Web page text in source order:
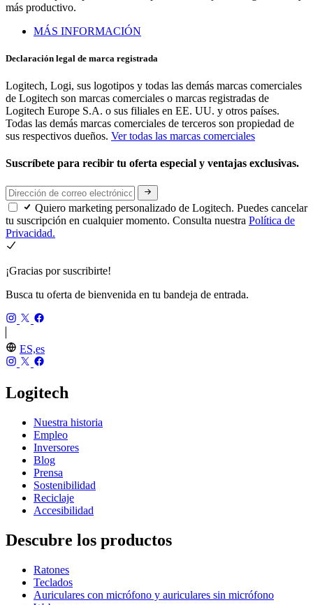
más productivo.
MÁS INFORMACIÓN
Declaración legal de marca registrada
Logitech, Logi, sus logotipos y todas las demás marcas comerciales
de Logitech son marcas comerciales o marcas registradas de
Logitech Europe S.A. o sus filiales en EE. UU. y otros países.
Todas las demás marcas comerciales de terceros son propiedad de
sus respectivos dueños. Ver todas las marcas comerciales
Suscríbete para recibir tu oferta especial y ventajas exclusivas.
Quiero marketing personalizado de Logitech. Puedes cancelar
tu suscripción en cualquier momento. Consulta nuestra Política de
Privacidad.
¡Gracias por suscribirte!
Busca tu oferta de bienvenida en tu bandeja de entrada.
ES,es
Logitech
Nuestra historia
Empleo
Inversores
Blog
Prensa
Sostenibilidad
Reciclaje
Accesibilidad
Descubre los productos
Ratones
Teclados
Auriculares con micrófono y auriculares sin micrófono